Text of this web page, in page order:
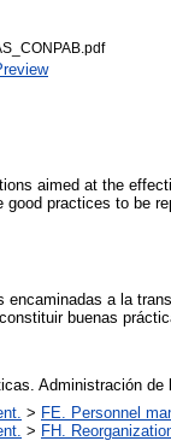
aimed at the
practices to be
encaminadas a la
buenas
Administración de
> FE. Personnel
> FH.